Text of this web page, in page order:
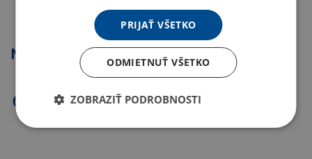
Najpredávanejšie
PRIJAŤ VŠETKO
ODMIETNUŤ VŠETKO
ZOBRAZIŤ PODROBNOSTI